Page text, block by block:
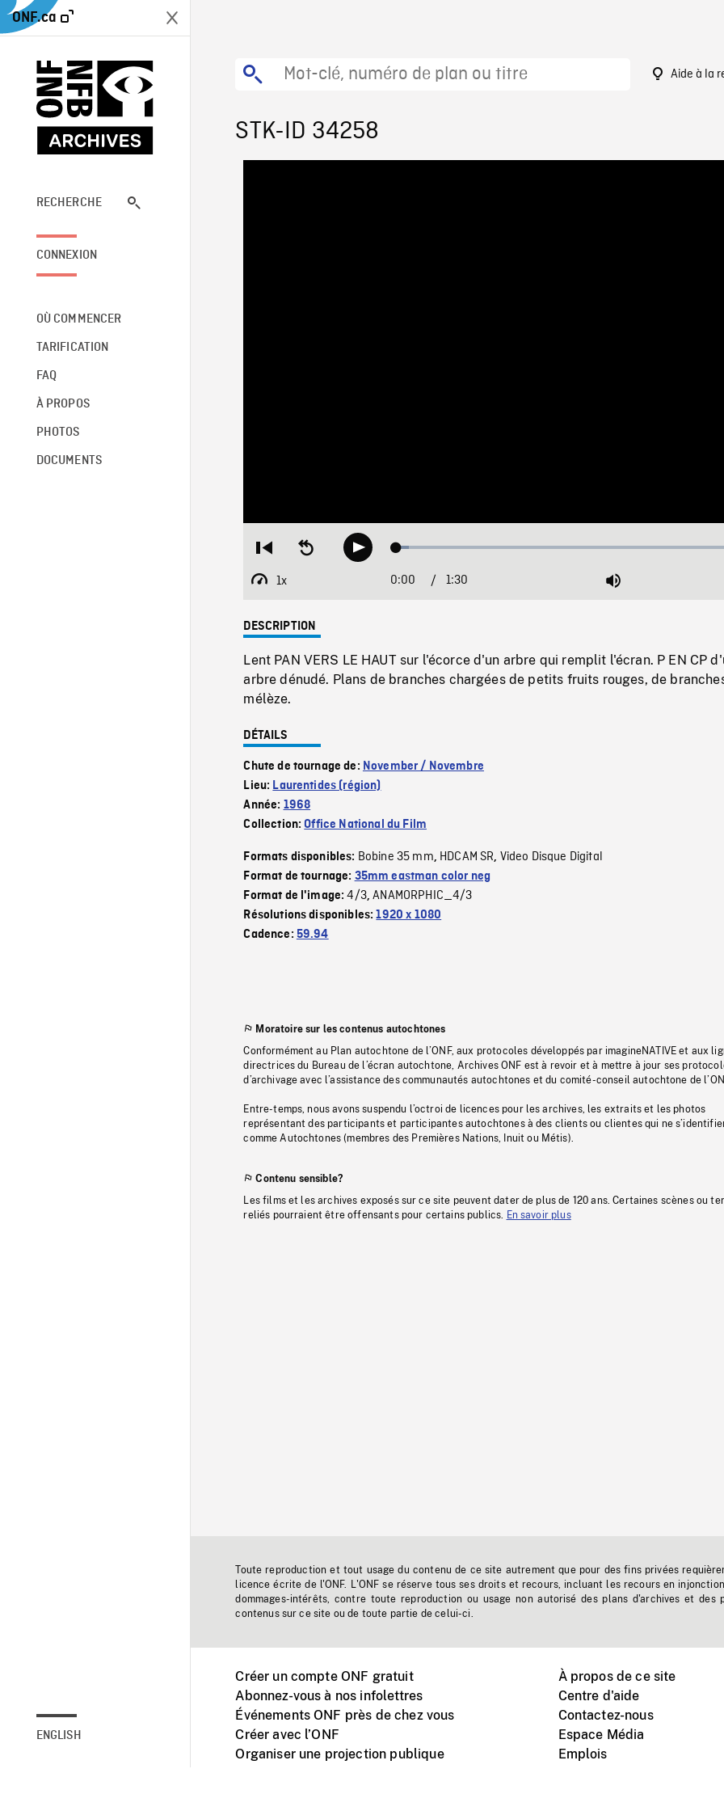
ONF.ca
RECHERCHE
CONNEXION
OÙ COMMENCER
TARIFICATION
FAQ
À PROPOS
PHOTOS
DOCUMENTS
ENGLISH
Aide à la
STK-ID 34258
Restart
beginning
Seek
backwardPlay Loaded:
1x
Playback
Current
0:00 / 1:30 Mute
DESCRIPTION
Lent PAN VERS LE HAUT sur l'écorce d'un arbre qui remplit l'écran. P EN CP
arbre dénudé. Plans de branches chargées de petits fruits rouges, de
mélèze.
DÉTAILS
Chute de tournage de: November / Novembre
Lieu: Laurentides (région)
Année: 1968
Collection:Office National du Film
Formats disponibles: Bobine 35 mm, HDCAM SR, Video Disque Digital
Format de tournage: 35mm eastman color neg
Format de l'image:4/3,ANAMORPHIC_4/3
Résolutions disponibles:1920 x 1080
Cadence: 59.94
Moratoire sur les contenus autochtones
Conformément au Plan autochtone de l’ONF, aux protocoles développés par imagineNATIVE et aux
directrices du Bureau de l’écran autochtone, Archives ONF est à revoir et à mettre à jour ses
d’archivage avec l’assistance des communautés autochtones et du comité-conseil autochtone de
Entre-temps, nous avons suspendu l’octroi de licences pour les archives, les extraits et les photos
représentant des participants et participantes autochtones à des clients ou clientes qui ne
comme Autochtones (membres des Premières Nations, Inuit ou Métis).
Contenu sensible?
Les films et les archives exposés sur ce site peuvent dater de plus de 120 ans. Certaines scènes ou
reliés pourraient être offensants pour certains publics.
En savoir plus
Toute reproduction et tout usage du contenu de ce site autrement que pour des fins privées
licence écrite de l'ONF. L'ONF se réserve tous ses droits et recours, incluant les recours en
dommages-intérêts, contre toute reproduction ou usage non autorisé des plans d'archives et des
contenus sur ce site ou de toute partie de celui-ci.
Créer un compte ONF gratuit
Abonnez-vous à nos infolettres
Événements ONF près de chez vous
Créer avec l’ONF
Organiser une projection publique
À propos de ce site
Centre d'aide
Contactez-nous
Espace Média
Emplois